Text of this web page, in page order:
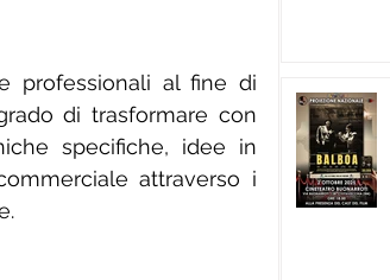
professionali al fine di
di trasformare con
specifiche, idee in
attraverso i